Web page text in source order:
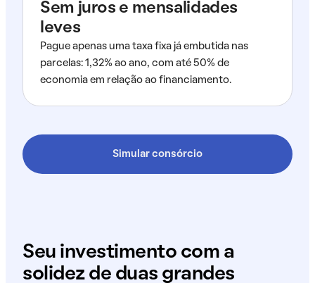
Sem juros e mensalidades
leves
Pague apenas uma taxa fixa já embutida nas
parcelas: 1,32% ao ano, com até 50% de
economia em relação ao financiamento.
Simular consórcio
Seu investimento com a
solidez de duas grandes